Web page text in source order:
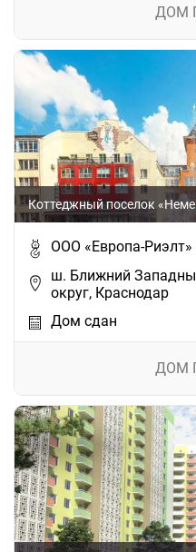
ДОМ
Коттеджный поселок
ООО «Европа-Риэлт»
ш. Ближний
округ, Краснодар
Дом сдан
ДОМ